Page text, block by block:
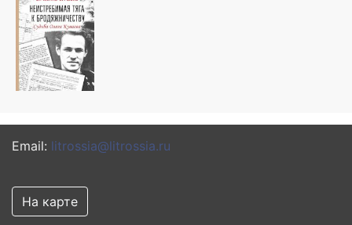
Email: litrossia@litrossia.ru
На карте